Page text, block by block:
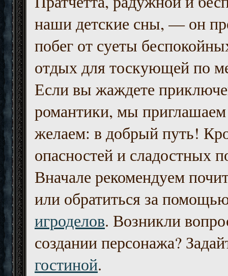
наши детские сны, — он
побег от суеты
отдых для тоскующей по
Если вы жаждете
романтики, мы приглашаем
желаем: в добрый путь!
опасностей и сладостных
Вначале рекомендуем
или обратиться за
игроделов. Возникли
создании персонажа?
гостиной.